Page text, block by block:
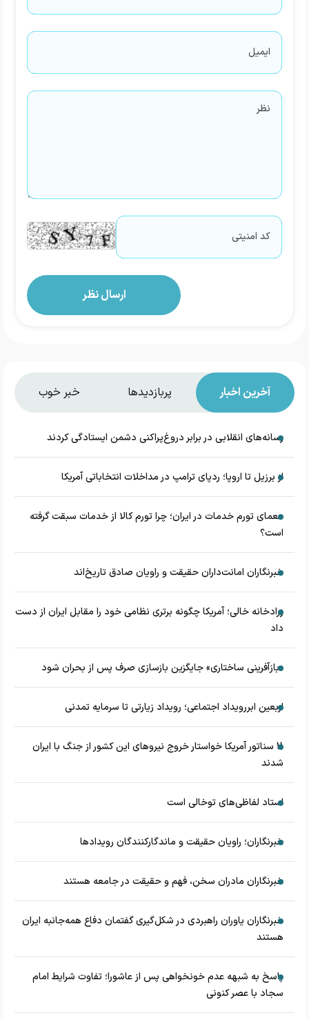
آخرین اخبار پربازدیدها خبر خوب
رسانه‌های انقلابی در برابر دروغ‌پراکنی دشمن ایستادگی کردند
از برزیل تا اروپا؛ ردپای ترامپ در مداخلات انتخاباتی آمریکا
معمای تورم خدمات در ایران؛ چرا تورم کالا از خدمات سبقت گرفته
است؟
خبرنگاران امانت‌داران حقیقت و راویان صادق تاریخ‌اند
زرادخانه‌ خالی؛ آمریکا چگونه برتری نظامی خود را مقابل ایران از دست
داد
«بازآفرینی ساختاری» جایگزین بازسازی صرف پس از بحران شود
اربعین ابررویداد اجتماعی؛ رویداد زیارتی تا سرمایه تمدنی
11 سناتور آمریکا خواستار خروج نیروهای این کشور از جنگ با ایران
شدند
استاد لفاظی‌های توخالی است
خبرنگاران؛ راویان حقیقت و ماندگارکنندگان رویدادها
خبرنگاران مادران سخن، فهم و حقیقت در جامعه هستند
خبرنگاران یاوران راهبردی در شکل‌گیری گفتمان دفاع همه‌جانبه ایران
هستند
پاسخ به شبهه عدم خونخواهی پس از عاشورا؛ تفاوت شرایط امام
سجاد با عصر کنونی